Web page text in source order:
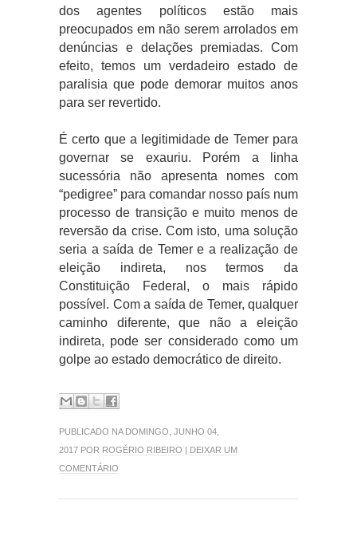
dos agentes políticos estão mais
preocupados em não serem arrolados em
denúncias e delações premiadas. Com
efeito, temos um verdadeiro estado de
paralisia que pode demorar muitos anos
para ser revertido.
É certo que a legitimidade de Temer para
governar se exauriu. Porém a linha
sucessória não apresenta nomes com
“pedigree” para comandar nosso país num
processo de transição e muito menos de
reversão da crise. Com isto, uma solução
seria a saída de Temer e a realização de
eleição indireta, nos termos da
Constituição Federal, o mais rápido
possível. Com a saída de Temer, qualquer
caminho diferente, que não a eleição
indireta, pode ser considerado como um
golpe ao estado democrático de direito.
PUBLICADO NA DOMINGO, JUNHO 04,
2017 POR ROGÉRIO RIBEIRO | DEIXAR UM
COMENTÁRIO